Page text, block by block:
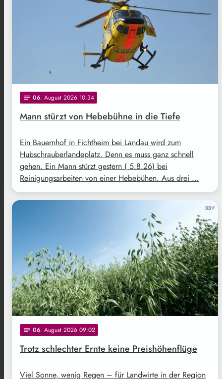
notes 06. August 2026 10:34
Mann stürzt von Hebebühne in die Tiefe
Ein Bauernhof in Fichtheim bei Landau wird zum
Hubschrauberlandeplatz. Denn es muss ganz schnell
gehen. Ein Mann stürzt gestern ( 5.8.26) bei
Reinigungsarbeiten von einer Hebebühen. Aus drei …
BBV
notes 06. August 2026 09:02
Trotz schlechter Ernte keine Preishöhenflüge
Viel Sonne, wenig Regen – für Landwirte in der Region